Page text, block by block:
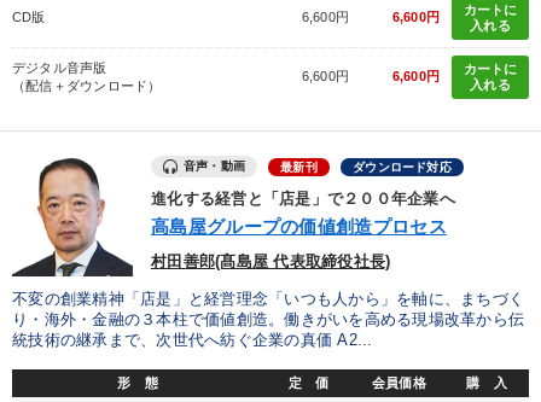
【最新刊】精神科医・和田秀樹の「老いない力」＋健康な社長と
会社をつくる厳選講話
組織と人を動かすマネジメント力を磨く
業種
製造業 卸売・小売・飲食業 建設・不動産業
CD版 6,600円 6,600円
カートに
入れる
デジタル音声版
（配信＋ダウンロード）
6,600円 6,600円
カートに
入れる
音声・動画 最新刊 ダウンロード対応
進化する経営と「店是」で２００年企業へ
高島屋グループの価値創造プロセス
村田善郎(髙島屋 代表取締役社長)
不変の創業精神「店是」と経営理念「いつも人から」を軸に、まちづく
り・海外・金融の３本柱で価値創造。働きがいを高める現場改革から伝
統技術の継承まで、次世代へ紡ぐ企業の真価 A2...
形 態 定 価 会員価格 購 入